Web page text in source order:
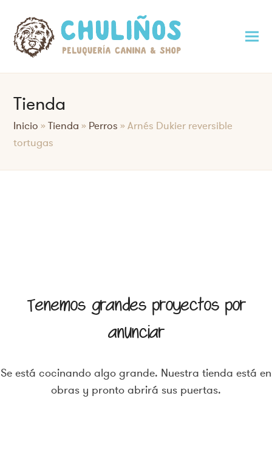
Tienda
Inicio »Tienda » Perros »Arnés Dukier reversible
tortugas
Tenemos grandes proyectos por
anunciar
Se está cocinando algo grande. Nuestra tienda está en
obras y pronto abrirá sus puertas.